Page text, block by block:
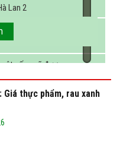
Lan 2
mục tiêu 3,4 tỷ lít
vật sống sẽ được
Giá thực phẩm, rau xanh